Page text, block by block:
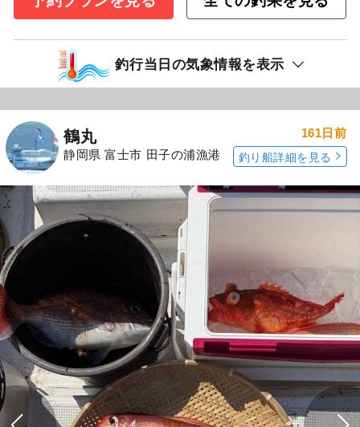
釣行当日の気象情報を表示
鶴丸
静岡県 富士市 田子の浦漁港
161日前
釣り船詳細を見る